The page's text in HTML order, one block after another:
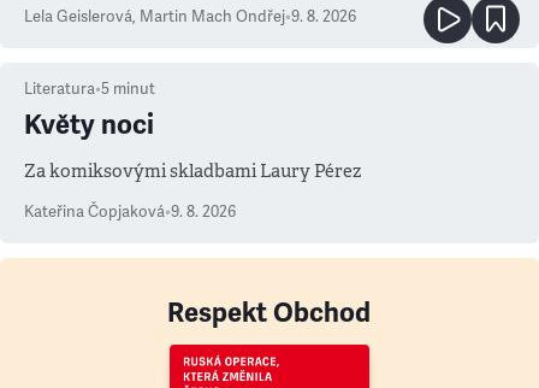
Lela Geislerová, Martin Mach Ondřej•9. 8. 2026
Literatura•5 minut
Květy noci
Za komiksovými skladbami Laury Pérez
Kateřina Čopjaková•9. 8. 2026
Respekt Obchod